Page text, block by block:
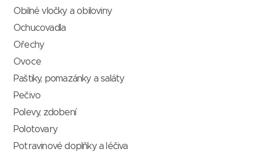
Obilné vločky a obiloviny
Ochucovadla
Ořechy
Ovoce
Paštiky, pomazánky a saláty
Pečivo
Polevy, zdobení
Polotovary
Potravinové doplňky a léčiva